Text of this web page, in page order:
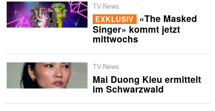
TV-News
EXKLUSIV «The Masked
Singer» kommt jetzt
mittwochs
TV-News
Mai Duong Kieu ermittelt
im Schwarzwald